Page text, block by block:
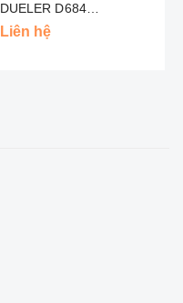
DUELER D684
Liên hệ